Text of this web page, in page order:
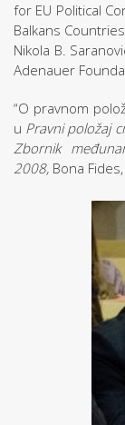
for EU Political
Balkans
Nikola B.
Adenauer
“O pravnom
u Pravni položaj
Zbornik
2008, Bona